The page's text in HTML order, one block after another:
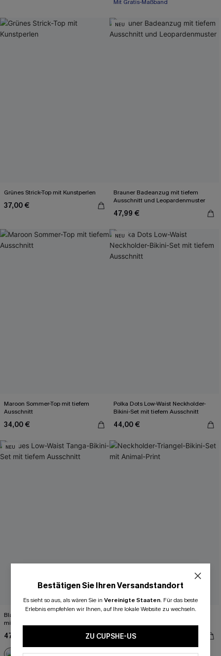
Mit Gratis-Maßband
Grünes Strick-Top mit Kunstperlen
37,00 €
NEU
Brauner Badeanzug mit tiefem
Ausschnitt und Leopardenmuster
47,99 €
Maroon Sommer-Top mit tiefem
Ausschnitt
34,00 €
NEU
Polka Dots Low-Waist Neckholder-
Bikini-Set mit tiefem Ausschnitt
44,00 €
NEU
Blaues Low-Waist Tanga-Bikini-Set
mit tiefem Ausschnitt
47,00 € 48,00 €
Bestätigen Sie Ihren Versandstandort
Es sieht so aus, als wären Sie in Vereinigte Staaten. Für das beste
Erlebnis empfehlen wir Ihnen, auf Ihre lokale Website zu wechseln.
ZU CUPSHE-US